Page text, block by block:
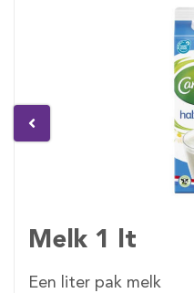
Melk 1 lt
Een liter pak melk